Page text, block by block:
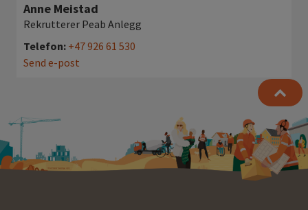
Anne Meistad
Rekrutterer Peab Anlegg
Telefon: +47 926 61 530
Send e-post